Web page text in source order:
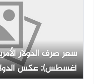
أغسطس): عكس